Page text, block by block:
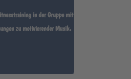
in der Gruppe mit
zu motivierender Musik.